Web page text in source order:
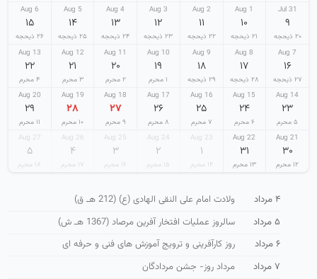
31 Jul
۹
۲۰ ذیحجه
1 Aug
۱۰
۲۱ ذیحجه
2 Aug
۱۱
۲۲ ذیحجه
3 Aug
۱۲
۲۳ ذیحجه
4 Aug
۱۳
۲۴ ذیحجه
5 Aug
۱۴
۲۵ ذیحجه
6 Aug
۱۵
۲۶ ذیحجه
7 Aug
۱۶
۲۷ ذیحجه
8 Aug
۱۷
۲۸ ذیحجه
9 Aug
۱۸
۲۹ ذیحجه
10 Aug
۱۹
۱ محرم
11 Aug
۲۰
۲ محرم
12 Aug
۲۱
۳ محرم
13 Aug
۲۲
۴ محرم
14 Aug
۲۳
۵ محرم
15 Aug
۲۴
۶ محرم
16 Aug
۲۵
۷ محرم
17 Aug
۲۶
۸ محرم
18 Aug
۲۷
۹ محرم
19 Aug
۲۸
۱۰ محرم
20 Aug
۲۹
۱۱ محرم
21 Aug
۳۰
۱۲ محرم
22 Aug
۳۱
۱۳ محرم
23 Aug
۱
۱۴ محرم
24 Aug
۲
۱۵ محرم
25 Aug
۳
۱۶ محرم
26 Aug
۴
۱۷ محرم
27 Aug
۵
۱۸ محرم
۴ مرداد
ولادت امام علی النقی الهادی (ع) (212 هـ ق)
۵ مرداد
سالروز عملیات افتخار آفرین مرصاد (1367 هـ ش)
۶ مرداد
روز كارآفرینی و ترویج آموزش های فنی و حرفه ای
۷ مرداد
مرداد روز- جشن مردادگان